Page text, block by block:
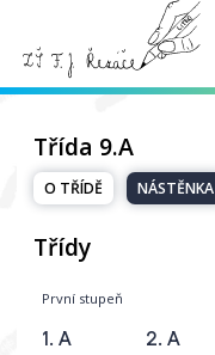
Třída 9.A
O TŘÍDĚ NÁSTĚNKA
Třídy
První stupeň
1. A
2. A